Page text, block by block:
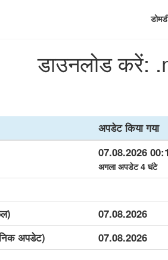
डाउनलोड करें:
अपडेट किया गया
07.08.2026
अगला अपडेट 4 घंटे
07.08.2026
अपडेट) 07.08.2026